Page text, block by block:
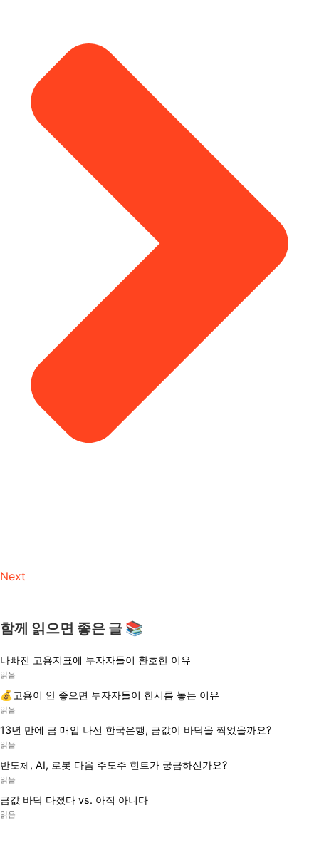
Next
함께 읽으면 좋은 글 📚
나빠진 고용지표에 투자자들이 환호한 이유
읽음
💰고용이 안 좋으면 투자자들이 한시름 놓는 이유
읽음
13년 만에 금 매입 나선 한국은행, 금값이 바닥을 찍었을까요?
읽음
반도체, AI, 로봇 다음 주도주 힌트가 궁금하신가요?
읽음
금값 바닥 다졌다 vs. 아직 아니다
읽음